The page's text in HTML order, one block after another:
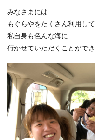
みなさまには
もぐらやをたくさん利用し
私自身も色んな海に
行かせていただくことがで